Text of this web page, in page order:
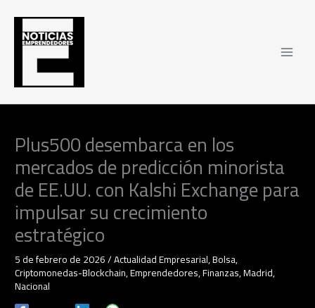
contenido
Plus500 desembarca en los
mercados de predicción minorista
de EE.UU. con Kalshi Exchange para
impulsar su crecimiento
estratégico
5 de febrero de 2026/Actualidad Empresarial,Bolsa,
Criptomonedas-Blockchain,Emprendedores,Finanzas,Madrid,
Nacional